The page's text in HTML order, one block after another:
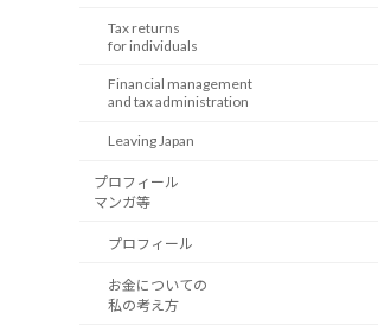
Tax returns
for individuals
Financial management
and tax administration
Leaving Japan
プロフィール
マンガ等
プロフィール
お金についての
私の考え方